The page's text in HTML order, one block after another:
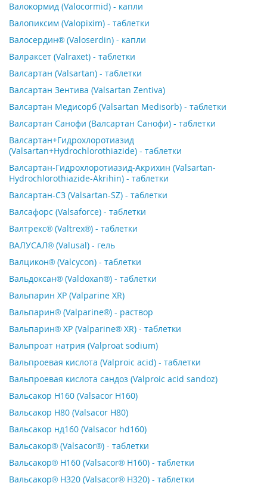
Валокормид (Valocormid) - капли
Валопиксим (Valopixim) - таблетки
Валосердин® (Valoserdin) - капли
Валраксет (Valraxet) - таблетки
Валсартан (Valsartan) - таблетки
Валсартан Зентива (Valsartan Zentiva)
Валсартан Медисорб (Valsartan Medisorb) - таблетки
Валсартан Санофи (Валсартан Санофи) - таблетки
Валсартан+Гидрохлоротиазид
(Valsartan+Hydrochlorothiazide) - таблетки
Валсартан-Гидрохлоротиазид-Акрихин (Valsartan-
Hydrochlorothiazide-Akrihin) - таблетки
Валсартан-СЗ (Valsartan-SZ) - таблетки
Валсафорс (Valsaforce) - таблетки
Валтрекс® (Valtrex®) - таблетки
ВАЛУСАЛ® (Valusal) - гель
Валцикон® (Valcycon) - таблетки
Вальдоксан® (Valdoxan®) - таблетки
Вальпарин ХР (Valparine XR)
Вальпарин® (Valparine®) - раствор
Вальпарин® ХР (Valparine® XR) - таблетки
Вальпроат натрия (Valproat sodium)
Вальпроевая кислота (Valproic acid) - таблетки
Вальпроевая кислота сандоз (Valproic acid sandoz)
Вальсакор Н160 (Valsacor H160)
Вальсакор Н80 (Valsacor H80)
Вальсакор нд160 (Valsacor hd160)
Вальсакор® (Valsacor®) - таблетки
Вальсакор® Н160 (Valsacor® H160) - таблетки
Вальсакор® Н320 (Valsacor® Н320) - таблетки